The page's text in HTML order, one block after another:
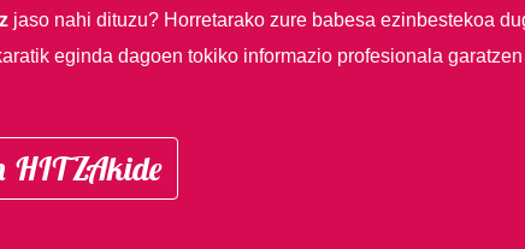
jaso nahi dituzu? Horretarako zure babesa ezinbestekoa
eginda dagoen tokiko informazio profesionala garatzen
HITZAkide